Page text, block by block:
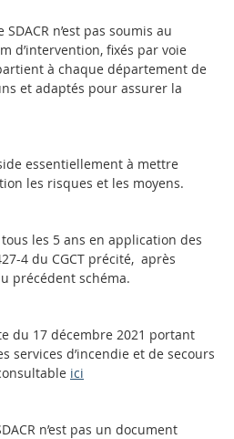
n’est pas soumis au
d’intervention, fixés par voie
à chaque département de
et adaptés pour assurer la
essentiellement à mettre
les risques et les moyens.
les 5 ans en application des
4 du CGCT précité, après
précédent schéma.
du 17 décembre 2021 portant
services d’incendie et de secours
ici
n’est pas un document